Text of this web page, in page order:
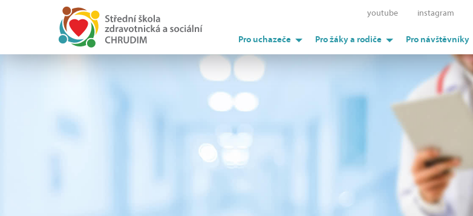
youtube instagram
Pro uchazeče Pro žáky a rodiče Pro návštěvníky